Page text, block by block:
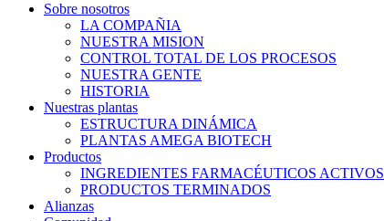
Sobre nosotros
LA COMPAÑIA
NUESTRA MISION
CONTROL TOTAL DE LOS PROCESOS
NUESTRA GENTE
HISTORIA
Nuestras plantas
ESTRUCTURA DINÁMICA
PLANTAS AMEGA BIOTECH
Productos
INGREDIENTES FARMACÉUTICOS ACTIVOS
PRODUCTOS TERMINADOS
Alianzas